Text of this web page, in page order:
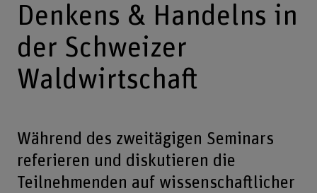
Denkens & Handelns in
der Schweizer
Waldwirtschaft
Während des zweitägigen Seminars
referieren und diskutieren die
Teilnehmenden auf wissenschaftlicher